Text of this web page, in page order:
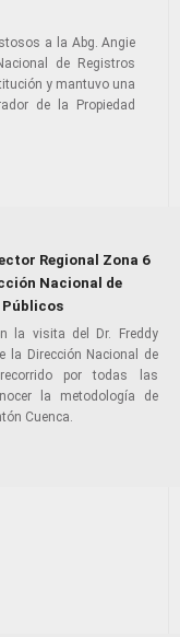
a la Abg. Angie
de Registros
y mantuvo una
de la Propiedad
Regional Zona 6
Nacional de
Públicos
la visita del Dr. Freddy
la Dirección Nacional de
por todas las
la metodología de
Cuenca.